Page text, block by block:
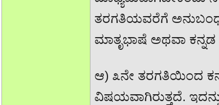
ತರಗತಿಯವರೆಗೆ ಅನುಬಂಧ
ಮಾತೃಭಾಷೆ ಅಥವಾ
ಆ) ೩ನೇ ತರಗತಿಯಿಂದ
ವಿಷಯವಾಗಿರುತ್ತದೆ.